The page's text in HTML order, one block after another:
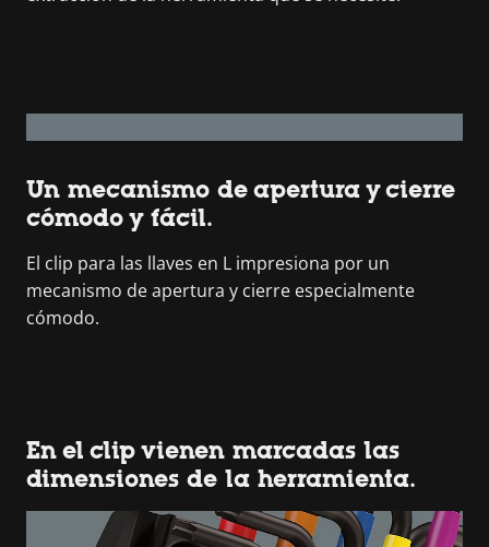
Un mecanismo de apertura y cierre
cómodo y fácil.
El clip para las llaves en L impresiona por un
mecanismo de apertura y cierre especialmente
cómodo.
En el clip vienen marcadas las
dimensiones de la herramienta.